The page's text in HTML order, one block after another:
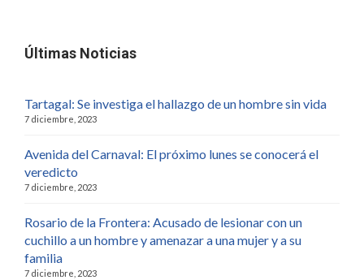
Últimas Noticias
Tartagal: Se investiga el hallazgo de un hombre sin vida
7 diciembre, 2023
Avenida del Carnaval: El próximo lunes se conocerá el
veredicto
7 diciembre, 2023
Rosario de la Frontera: Acusado de lesionar con un
cuchillo a un hombre y amenazar a una mujer y a su
familia
7 diciembre, 2023